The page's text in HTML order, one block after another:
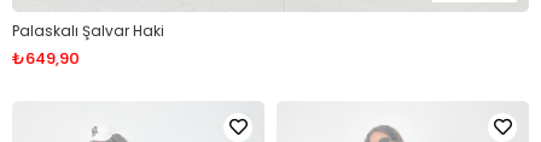
Palaskalı Şalvar Haki
₺649,90